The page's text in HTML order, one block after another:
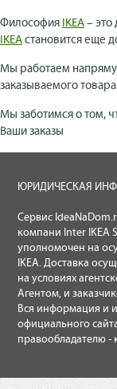
Философия IKEA – это
IKEA становится еще
Мы работаем
заказываемого
Мы заботимся о том,
Ваши заказы
ЮРИДИЧЕСКАЯ
Сервис
компани Inter IKEA
уполномочен на
IKEA. Доставка
на условиях
Агентом, и
Вся информация и
официального
правообладателю -